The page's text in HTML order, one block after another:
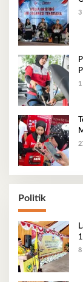
3
Politik
8